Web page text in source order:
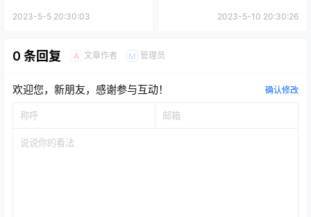
2023-5-5 20:30:03 2023-5-10 20:30:26
0 条回复 A 文章作者 M 管理员
欢迎您，新朋友，感谢参与互动！ 确认修改